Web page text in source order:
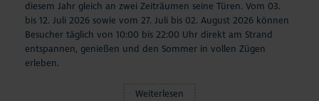
diesem Jahr gleich an zwei Zeiträumen seine Türen. Vom 03.
bis 12. Juli 2026 sowie vom 27. Juli bis 02. August 2026 können
Besucher täglich von 10:00 bis 22:00 Uhr direkt am Strand
entspannen, genießen und den Sommer in vollen Zügen
erleben.
Weiterlesen